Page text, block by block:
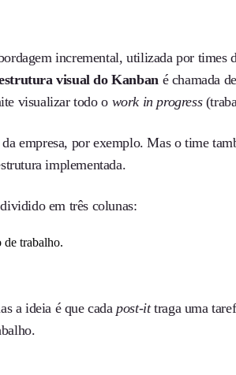
incremental, utilizada por times
visual do Kanbané chamada
visualizar todo o work in progress
empresa, por exemplo. Mas o time
implementada.
em três colunas:
de trabalho.
a ideia é que cadapost-ittraga uma